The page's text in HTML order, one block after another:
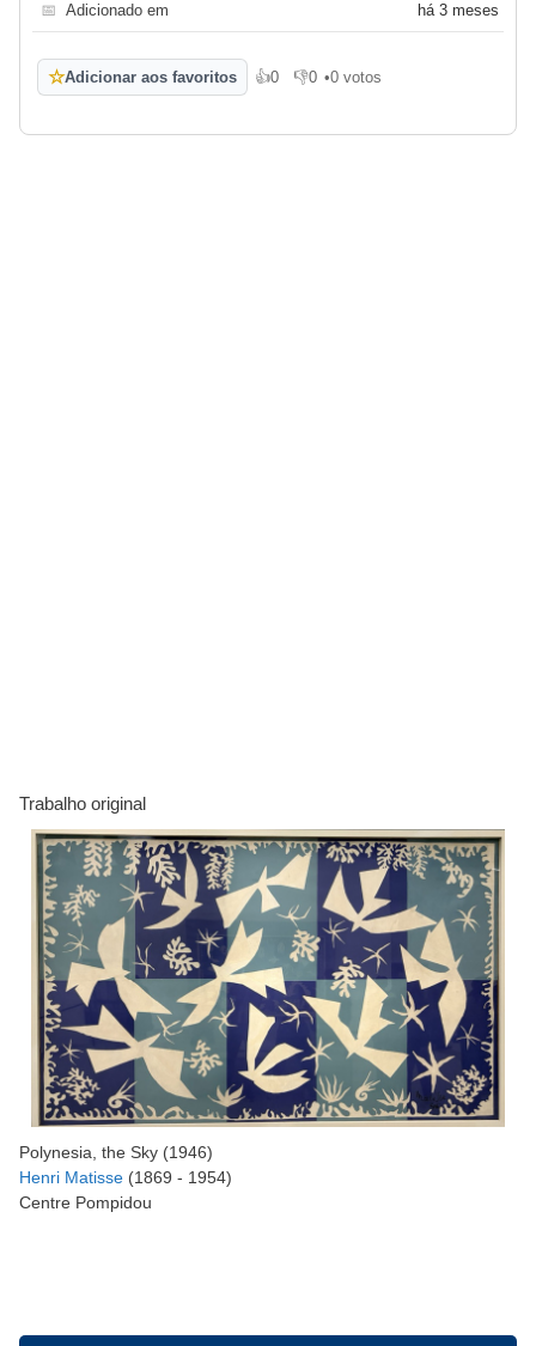
📅 Adicionado em há 3 meses
☆Adicionar aos favoritos 👍0
Gosto 👎0
Não gosto
•0 votos
Trabalho original
Polynesia, the Sky (1946)
Henri Matisse (1869 - 1954)
Centre Pompidou